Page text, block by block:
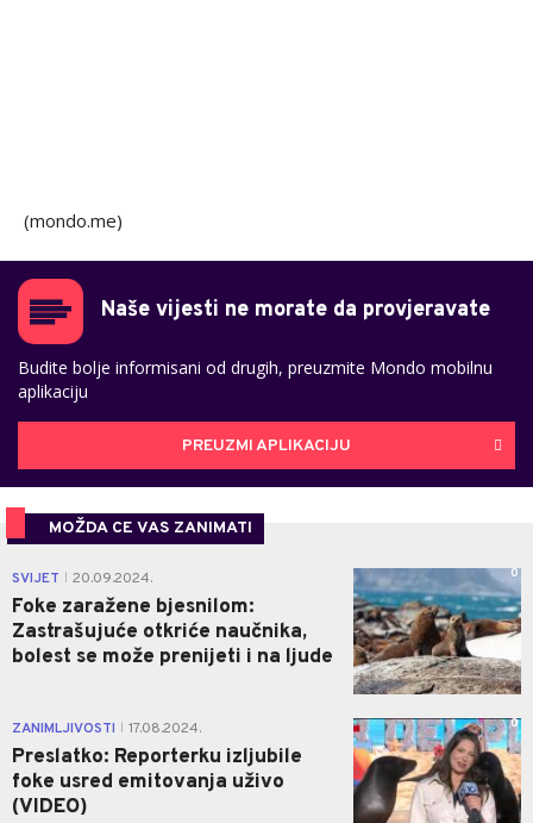
(mondo.me)
Naše vijesti ne morate da provjeravate
Budite bolje informisani od drugih, preuzmite Mondo mobilnu
aplikaciju
PREUZMI APLIKACIJU
MOŽDA CE VAS ZANIMATI
SVIJET 20.09.2024.
Foke zaražene bjesnilom:
Zastrašujuće otkriće naučnika,
bolest se može prenijeti i na ljude
0
ZANIMLJIVOSTI 17.08.2024.
Preslatko: Reporterku izljubile
foke usred emitovanja uživo
(VIDEO)
0